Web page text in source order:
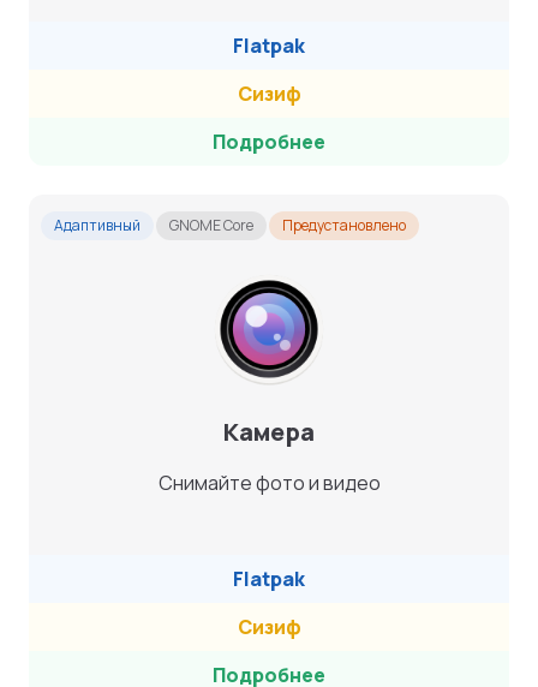
Flatpak
Сизиф
Подробнее
Адаптивный GNOME Core Предустановлено
Камера
Снимайте фото и видео
Flatpak
Сизиф
Подробнее